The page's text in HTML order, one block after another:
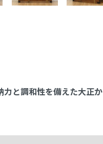
と調和性を備えた大正か